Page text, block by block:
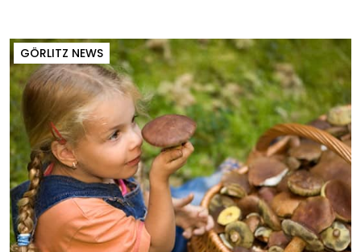
GÖRLITZ NEWS